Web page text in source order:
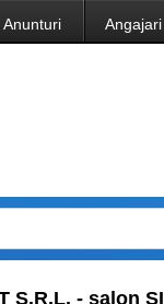
Anunturi Angajari
S.R.L. - salon